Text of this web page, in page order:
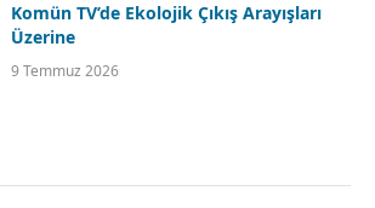
Komün TV’de Ekolojik Çıkış Arayışları
Üzerine
9 Temmuz 2026